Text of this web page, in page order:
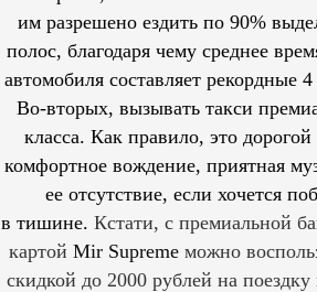
им разрешеноездить по 90%
полос, благодаря чему среднее
автомобиля составляет рекордные
Во-вторых, вызывать такси
класса. Как правило, это дорогой
комфортное вождение, приятная
ее отсутствие, если хочется
в тишине. Кстати, с премиальной
картой Mir Supreme можно
скидкой до 2000 рублей на поездку